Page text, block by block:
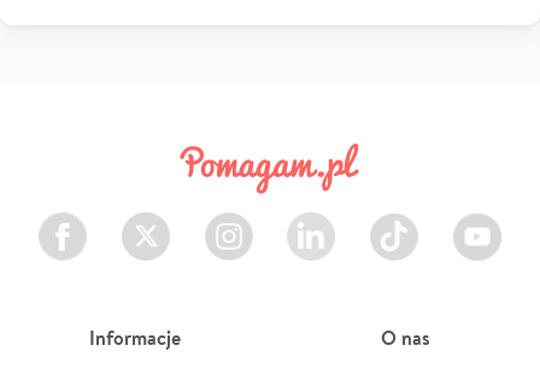
Facebook Twitter Instagram LinkedIn TikTok Youtube
Informacje O nas